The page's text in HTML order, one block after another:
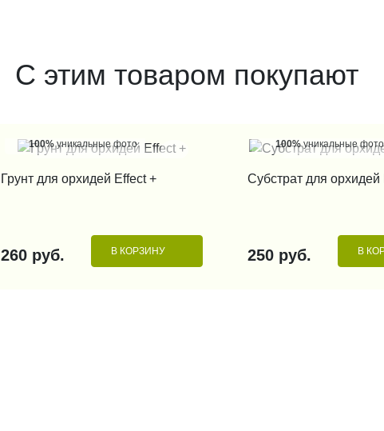
С этим товаром покупают
100%уникальные фото
Грунт для орхидей Effect +
260 руб. В КОРЗИНУ
100%уникальные фото
Субстрат для орхидей
250 руб. В